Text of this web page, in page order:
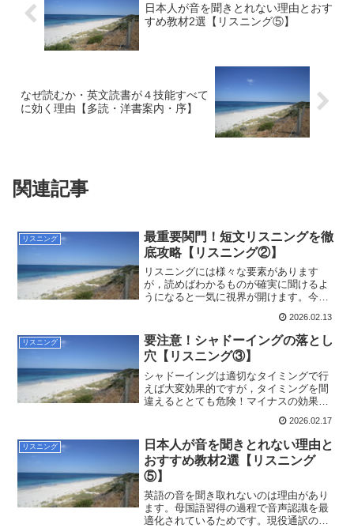
日本人が音を聞きとれない理由とおす
すめ教材2選【リスニング⑤】
なぜ読むか・英文読書が４技能すべて
に効く理由【多読・洋書案内・序】
関連記事
リスニング
最重要関門！短文リスニングを徹
底攻略【リスニング②】
リスニングには様々な要素があります
が，読めばわかるものが確実に聞けるよ
うになると一気に視界が開けます。今回
スニング攻略について，具体的な方法を
順を追ってお伝えします。
2026.02.13
リスニング
要注意！シャドーイングの落とし
穴【リスニング③】
シャドーイングは適切なタイミングで行
えば大変効果的ですが，タイミングを間
違えるととても危険！マイナスの効果に
った私が通訳になるまでの学習を振り返
り，反省も込めてシャドーイングの落と
し穴にをお伝えします。
2026.02.17
リスニング
日本人が音を聞きとれない理由と
おすすめ教材2選【リスニング
⑤】
英語の音を聞き取れないのは理由があり
ます。母国語習得の過程で音声認識を最
適化されているためです。現役通訳のあ